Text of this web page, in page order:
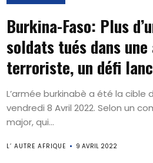
Burkina-Faso: Plus
soldats tués dans
terroriste, un défi
L’armée burkinabè a été la cible
vendredi 8 Avril 2022. Selon un
major, qui...
L’ AUTRE AFRIQUE 9 AVRIL 2022